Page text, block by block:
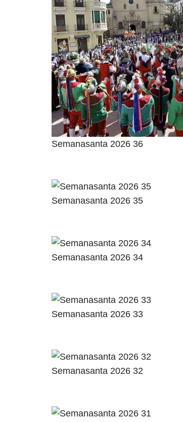
Semanasanta 2026 36
Semanasanta 2026 35
Semanasanta 2026 34
Semanasanta 2026 33
Semanasanta 2026 32